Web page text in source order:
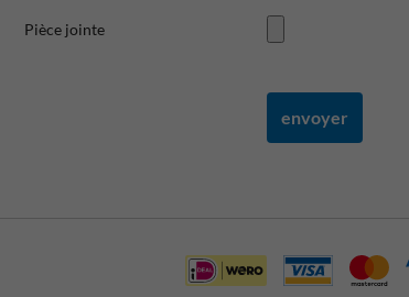
Pièce jointe
envoyer